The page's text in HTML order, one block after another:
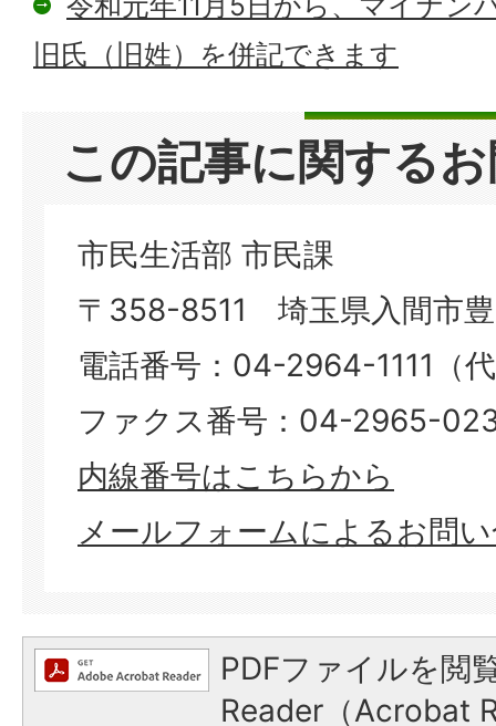
旧氏（旧姓）を併記できます
この記事に関する
市民生活部 市民課
〒358-8511 埼玉県入間市
電話番号：04-2964-1111（
ファクス番号：04-2965-
​​​​​​​内線番号はこちらから
メールフォームによるお問
PDFファイルを閲
Reader（Acrobat